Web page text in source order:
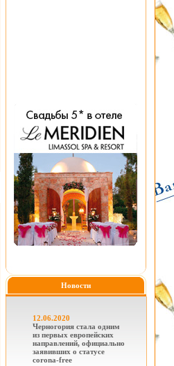
Новости
12.06.2020
Черногория стала одним
из первых европейских
направлений, официально
заявивших о статусе
corona-free